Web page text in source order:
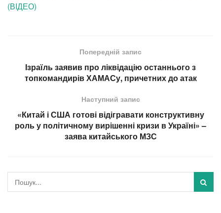
(ВIДЕО)
Попередній запис
Ізраїль заявив про ліквідацію останнього з
топкомандирів ХАМАСу, причетних до атак
Наступний запис
«Китай і США готові відігравати конструктивну
роль у політичному вирішенні кризи в Україні» –
заява китайського МЗС